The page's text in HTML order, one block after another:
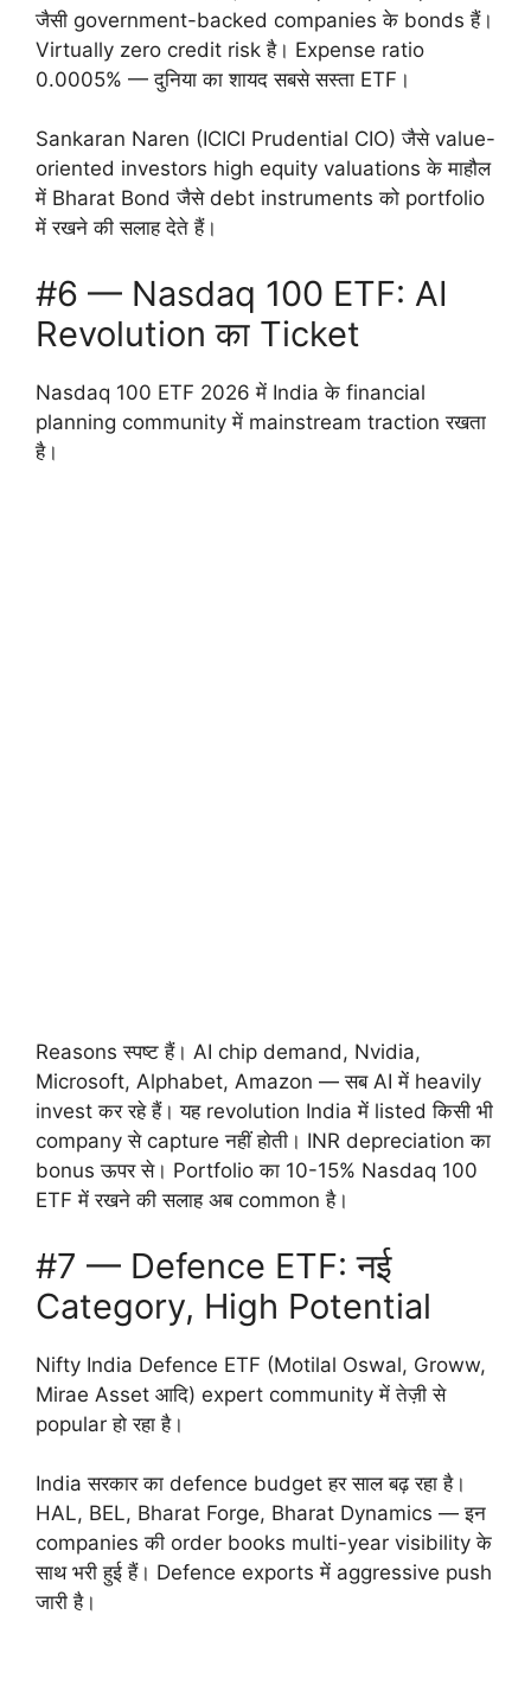
जैसी government-backed companies के bonds हैं।
Virtually zero credit risk है। Expense ratio
0.0005% — दुनिया का शायद सबसे सस्ता ETF।
Sankaran Naren (ICICI Prudential CIO) जैसे value-
oriented investors high equity valuations के माहौल
में Bharat Bond जैसे debt instruments को portfolio
में रखने की सलाह देते हैं।
#6 — Nasdaq 100 ETF: AI
Revolution का Ticket
Nasdaq 100 ETF 2026 में India के financial
planning community में mainstream traction रखता
है।
Reasons स्पष्ट हैं। AI chip demand, Nvidia,
Microsoft, Alphabet, Amazon — सब AI में heavily
invest कर रहे हैं। यह revolution India में listed किसी भी
company से capture नहीं होती। INR depreciation का
bonus ऊपर से। Portfolio का 10-15% Nasdaq 100
ETF में रखने की सलाह अब common है।
#7 — Defence ETF: नई
Category, High Potential
Nifty India Defence ETF (Motilal Oswal, Groww,
Mirae Asset आदि) expert community में तेज़ी से
popular हो रहा है।
India सरकार का defence budget हर साल बढ़ रहा है।
HAL, BEL, Bharat Forge, Bharat Dynamics — इन
companies की order books multi-year visibility के
साथ भरी हुई हैं। Defence exports में aggressive push
जारी है।